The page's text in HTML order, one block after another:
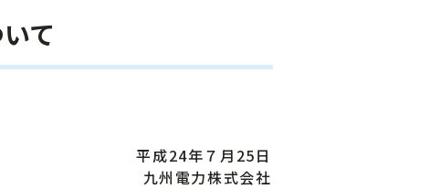
て
平成24年７月25日
九州電力株式会社